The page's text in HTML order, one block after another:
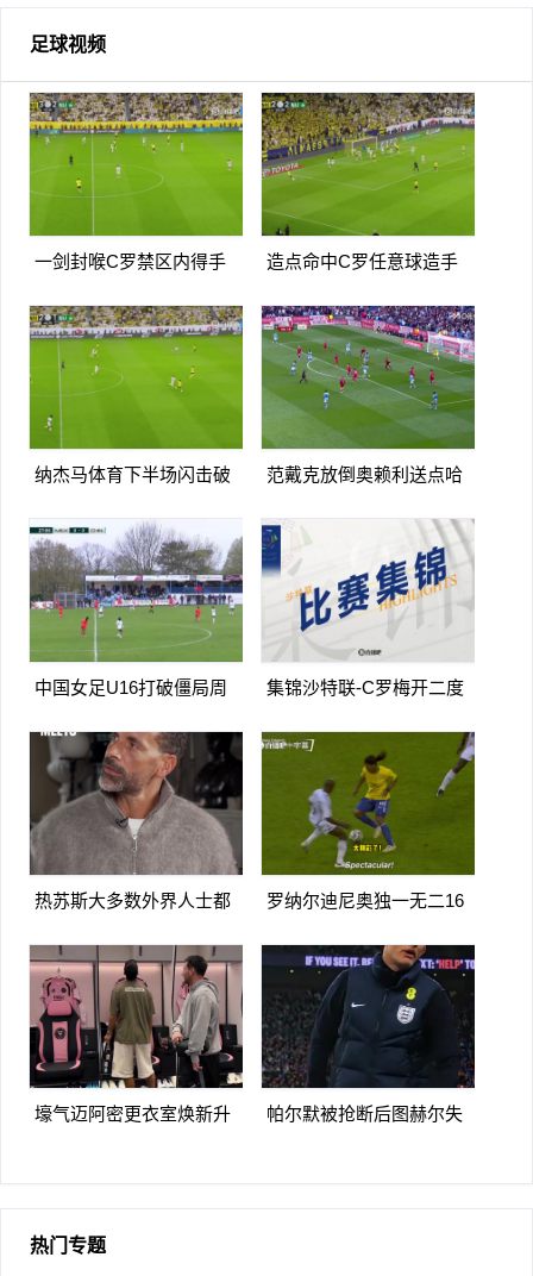
足球视频
一剑封喉C罗禁区内得手
967球
造点命中C罗任意球造手
球
纳杰马体育下半场闪击破
手
范戴克放倒奥赖利送点哈
浦
中国女足U16打破僵局周
角破门
集锦沙特联-C罗梅开二度
热苏斯大多数外界人士都
罗纳尔迪尼奥独一无二16
时刻
壕气迈阿密更衣室焕新升
帕尔默被抢断后图赫尔失
破门
热门专题